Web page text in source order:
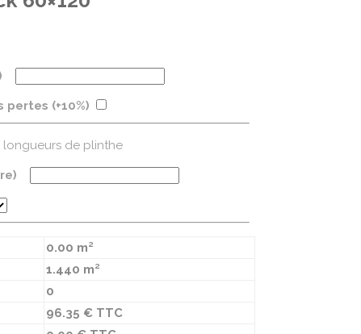
(+10%)
longueurs de plinthe
0.00 m²
1.440 m²
0
96.35 € TTC